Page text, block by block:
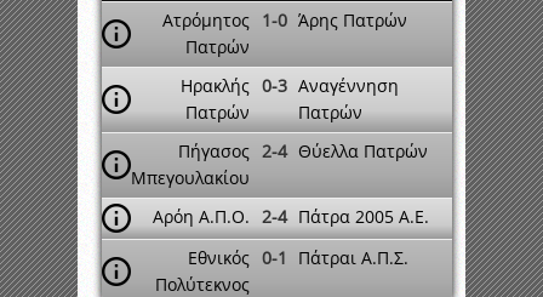
Ατρόμητος
Πατρών
1-0 Άρης Πατρών
Ηρακλής
Πατρών
0-3 Αναγέννηση
Πατρών
Πήγασος
Μπεγουλακίου
2-4 Θύελλα Πατρών
Αρόη Α.Π.Ο. 2-4 Πάτρα 2005 A.E.
Εθνικός
Πολύτεκνος
0-1 Πάτραι Α.Π.Σ.